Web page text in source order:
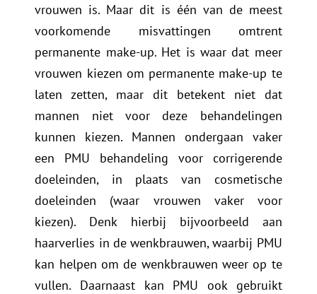
vrouwen is. Maar dit is één van de meest
voorkomende misvattingen omtrent
permanente make-up. Het is waar dat meer
vrouwen kiezen om permanente make-up te
laten zetten, maar dit betekent niet dat
mannen niet voor deze behandelingen
kunnen kiezen. Mannen ondergaan vaker
een PMU behandeling voor corrigerende
doeleinden, in plaats van cosmetische
doeleinden (waar vrouwen vaker voor
kiezen). Denk hierbij bijvoorbeeld aan
haarverlies in de wenkbrauwen, waarbij PMU
kan helpen om de wenkbrauwen weer op te
vullen. Daarnaast kan PMU ook gebruikt